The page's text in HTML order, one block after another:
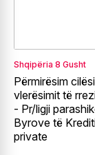
Shqipëria 8 Gusht
Përmirësim
vlerësimit të
- Pr/ligji
Byrove të
private